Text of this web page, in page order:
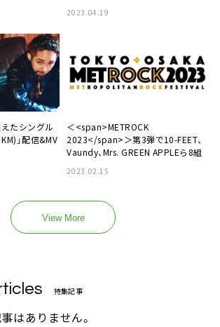
2023.04.19
たシングル
」配信&MV
＜<span>METROCK
2023</span>＞第3弾で10-FEET、
Vaundy、Mrs. GREEN APPLEら8組
2023.02.15
View More
特集記事
はありません。